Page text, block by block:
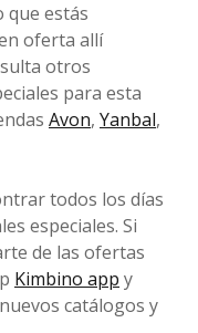
que estás
oferta allí
otros
para esta
Avon, Yanbal,
todos los días
especiales. Si
de las ofertas
Kimbino app y
catálogos y